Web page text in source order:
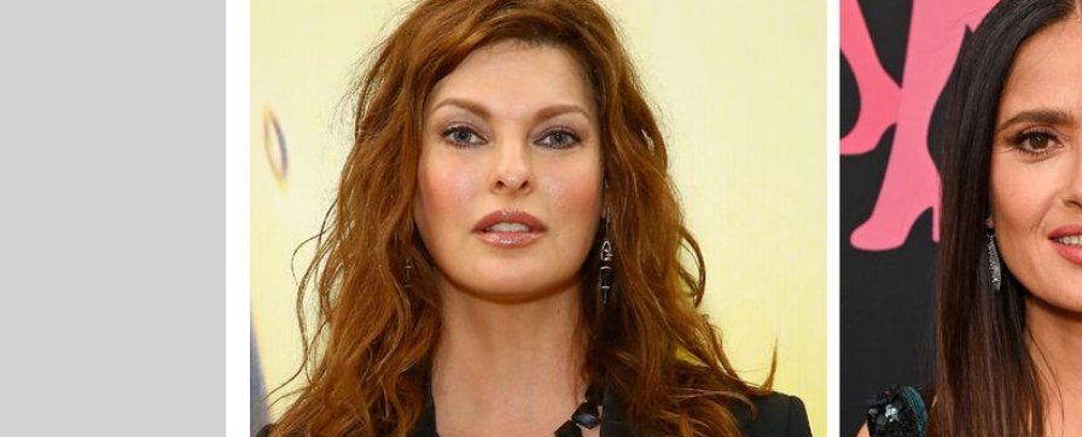
Filme & Serien
Lifestyle
Familie & Liebe
Promiflash Exklusiv
Alle Themen auf Promiflash
App runterladen
Team